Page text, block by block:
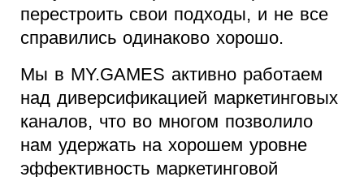
перестроить свои подходы, и не все
справились одинаково хорошо.
Мы в MY.GAMES активно работаем
над диверсификацией маркетинговых
каналов, что во многом позволило
нам удержать на хорошем уровне
эффективность маркетинговой